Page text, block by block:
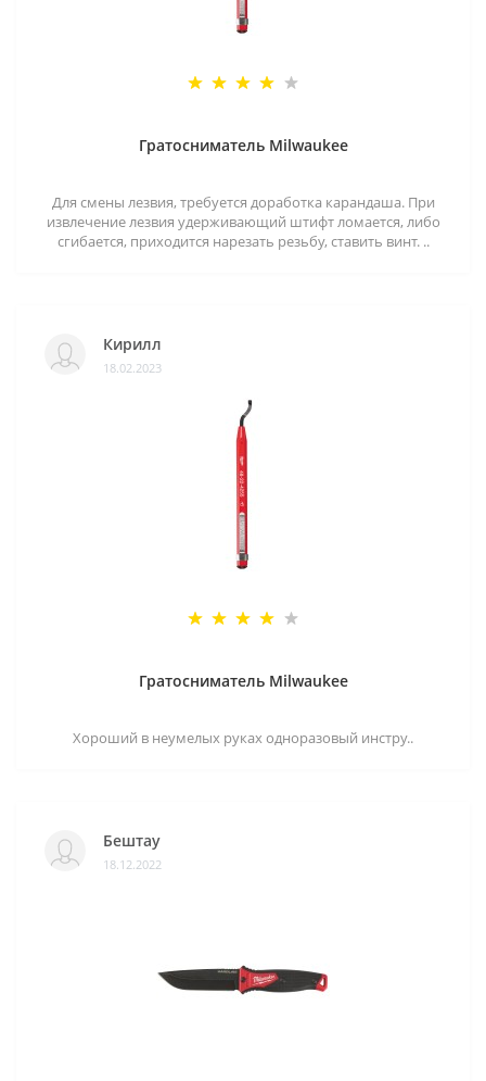
Гратосниматель Milwaukee
Для смены лезвия, требуется доработка карандаша. При
извлечение лезвия удерживающий штифт ломается, либо
сгибается, приходится нарезать резьбу, ставить винт. ..
Кирилл
18.02.2023
Гратосниматель Milwaukee
Хороший в неумелых руках одноразовый инстру..
Бештау
18.12.2022